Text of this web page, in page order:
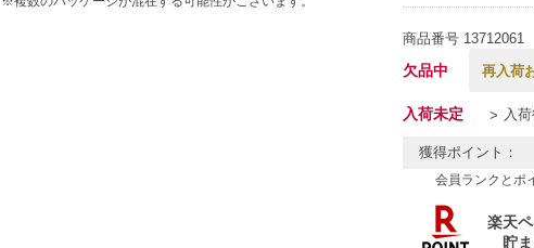
商品番号 13712061
欠品中 再入荷
入荷未定 入
獲得ポイント：
会員ランクとポ